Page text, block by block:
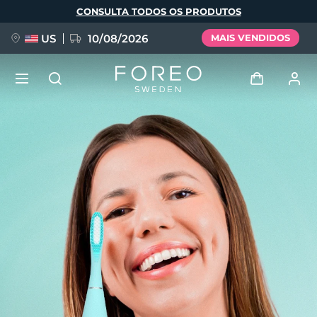
principal
CONSULTA TODOS OS PRODUTOS
US 10/08/2026 MAIS VENDIDOS
Perfil de usuário
Meus aparelhos
Meus pedidos
Meus endereços
As minhas subscrições
NOVIDADE
FAQ™ Pure Beauty-Tech Elixir
BREAKING NEWS
issa™ Teeth Whitening Set
Deutsch
Español
Français
Italiano
Português
Svenska
Русский
简体中文 繁體中文